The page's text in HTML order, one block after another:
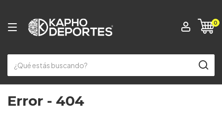
0
Error - 404